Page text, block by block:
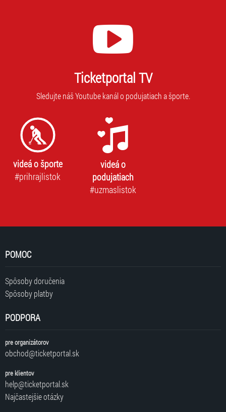
Ticketportal TV
Sledujte náš Youtube kanál o podujatiach a športe.
videá o športe
#prihrajlistok
videá o
podujatiach
#uzmaslistok
POMOC
Spôsoby doručenia
Spôsoby platby
PODPORA
pre organizátorov
obchod@ticketportal.sk
pre klientov
help@ticketportal.sk
Najčastejšie otázky